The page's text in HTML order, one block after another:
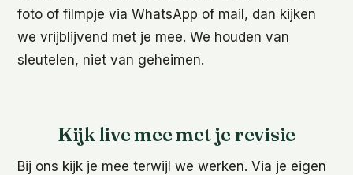
foto of filmpje via WhatsApp of mail, dan kijken
we vrijblijvend met je mee. We houden van
sleutelen, niet van geheimen.
Kijk live mee met je revisie
Bij ons kijk je mee terwijl we werken. Via je eigen